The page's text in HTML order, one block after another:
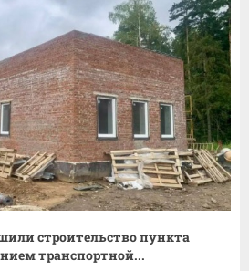
строительство пункта
транспортной...